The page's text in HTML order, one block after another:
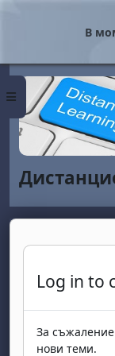
Страничен панел
В
Log in to
За съжаление
нови теми.